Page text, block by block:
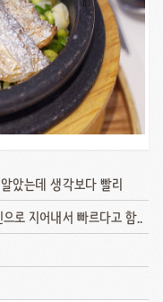
았는데 생각보다 빨리
로 지어내서 빠르다고 함..